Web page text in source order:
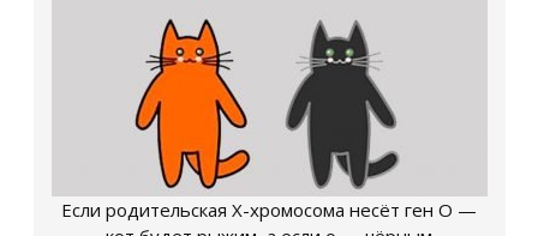
Если родительская Х-хромосома несёт ген О —